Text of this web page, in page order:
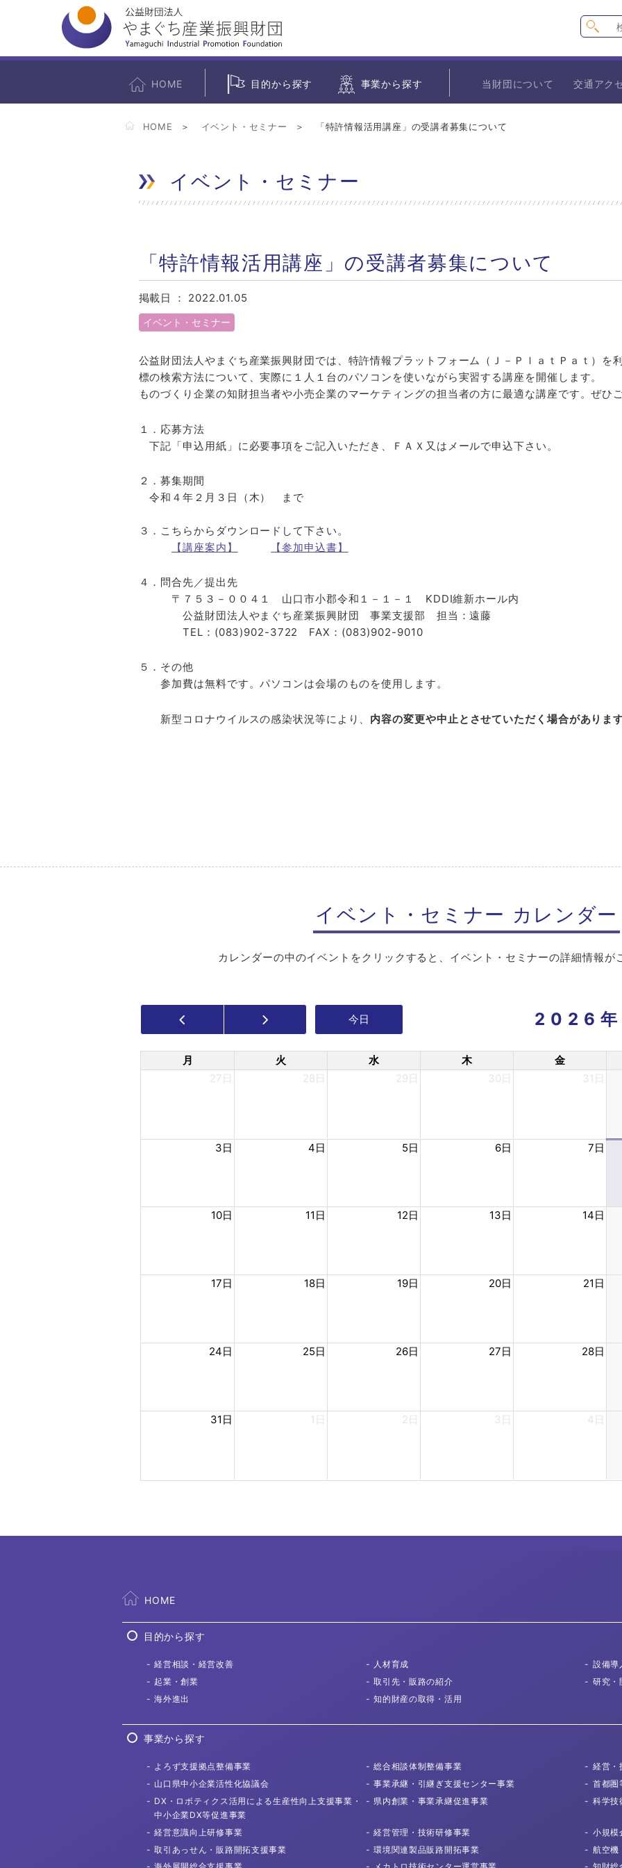
HOME 目的から探す 事業から探す 当財団について 交通アク
HOME イベント・セミナー 「特許情報活用講座」の受講者募集について
イベント・セミナー
「特許情報活用講座」の受講者募集について
掲載日 ： 2022.01.05
イベント・セミナー
公益財団法人やまぐち産業振興財団では、特許情報プラットフォーム（Ｊ－ＰｌａｔＰａｔ）を
標の検索方法について、実際に１人１台のパソコンを使いながら実習する講座を開催します。
ものづくり企業の知財担当者や小売企業のマーケティングの担当者の方に最適な講座です。ぜひ
１．応募方法
下記「申込用紙」に必要事項をご記入いただき、ＦＡＸ又はメールで申込下さい。
２．募集期間
令和４年２月３日（木） まで
３．こちらからダウンロードして下さい。
【講座案内】
【参加申込書】
４．問合先／提出先
〒７５３－００４１ 山口市小郡令和１－１－１ KDDI維新ホール内
公益財団法人やまぐち産業振興財団 事業支援部 担当：遠藤
TEL：(083)902-3722 FAX：(083)902-9010
５．その他
参加費は無料です。パソコンは会場のものを使用します。
新型コロナウイルスの感染状況等により、 内容の変更や中止とさせていただく場合がありま
イベント・セミナー カレンダー
カレンダーの中のイベントをクリックすると、 イベント・セミナーの詳細情報が
今日 2026
月 火 水 木
金
27日
28日 29日 30日 31日
3日 4日 5日 6日 7日
10日 11日 12日 13日 14日
17日 18日 19日 20日 21日
24日 25日 26日 27日 28日
31日 1日 2日 3日 4日
HOME
目的から探す
経営相談 ・経営改善 人材育成
設備導
起業・創業
取引先 ・販路の紹介
研究・
海外進出
知的財産の取得 ・活用
事業から探す
よろず支援拠点整備事業 総合相談体制整備事業
経営・
山口県中小企業活性化協議会
事業承継・ 引継ぎ支援センター事業
首都圏
DX・ロボティクス活用による生産性向上支援事業・
中小企業DX等促進事業
県内創業・ 事業承継促進事業 科学技
経営意識向上研修事業 経営管理・ 技術研修事業
小規模
取引あっせん・販路開拓支援事業 環境関連製品販路開拓事業
航空機